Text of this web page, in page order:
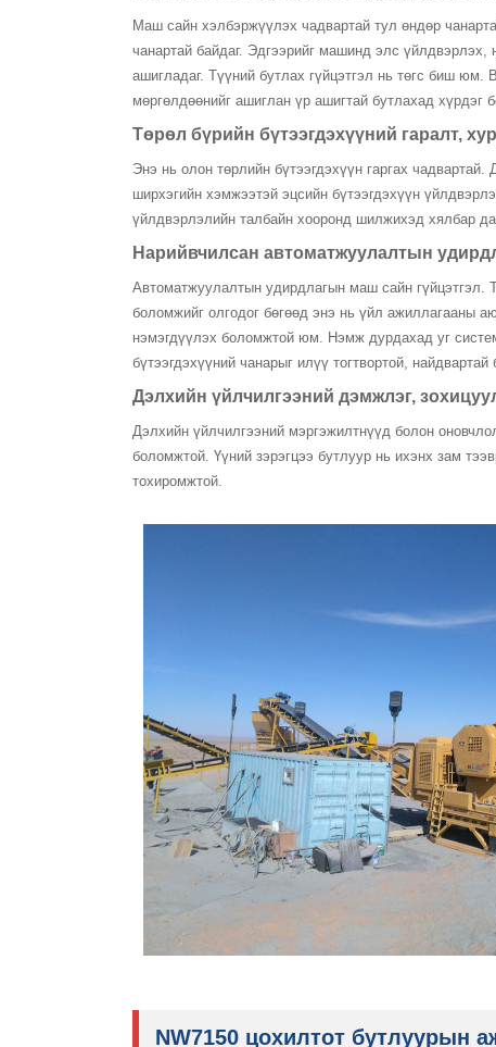
Маш сайн хэлбэржүүлэх чадвартай тул өндөр
чанартай байдаг. Эдгээрийг машинд элс үйлдвэрлэх,
ашигладаг. Түүний бутлах гүйцэтгэл нь төгс биш
мөргөлдөөнийг ашиглан үр ашигтай бутлахад хүрдэг
Төрөл бүрийн бүтээгдэхүүний гаралт,
Энэ нь олон төрлийн бүтээгдэхүүн гаргах
ширхэгийн хэмжээтэй эцсийн бүтээгдэхүүн
үйлдвэрлэлийн талбайн хооронд шилжихэд хялбар
Нарийвчилсан автоматжуулалтын
Автоматжуулалтын удирдлагын маш сайн гүйцэтгэл.
боломжийг олгодог бөгөөд энэ нь үйл ажиллагааны
нэмэгдүүлэх боломжтой юм. Нэмж дурдахад уг
бүтээгдэхүүний чанарыг илүү тогтвортой, найдвартай
‌Дэлхийн үйлчилгээний дэмжлэг‌,
Дэлхийн үйлчилгээний мэргэжилтнүүд болон
боломжтой. Үүний зэрэгцээ бутлуур нь ихэнх зам
тохиромжтой.
NW7150 цохилтот бутлуурын